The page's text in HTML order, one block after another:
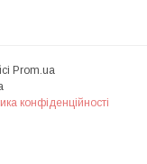
Prom.ua
конфіденційності